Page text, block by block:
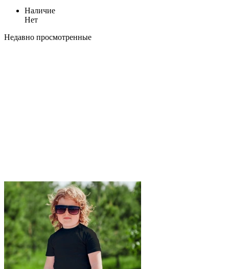
Наличие
Нет
Недавно просмотренные